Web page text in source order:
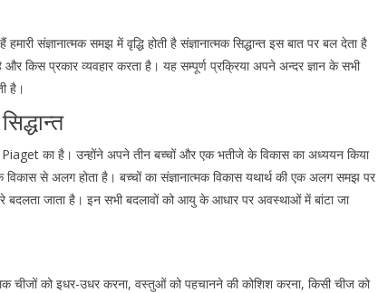
संज्ञानात्मक समझ में वृद्धि होती है संज्ञानात्मक सिद्धान्त इस बात पर बल देता है
किस प्रकार व्यवहार करता है। यह सम्पूर्ण प्रक्रिया अपने अन्दर ज्ञान के सभी
है।
Piaget का है। उन्होंने अपने तीन बच्चों और एक भतीजे के विकास का अध्ययन किया
विकास से अलग होता है। बच्चों का संज्ञानात्मक विकास यथार्थ की एक अलग समझ पर
बदलता जाता है। इन सभी बदलावों को आयु के आधार पर अवस्थाओं में बांटा जा
चीजों को इधर-उधर करना, वस्तुओं को पहचानने की कोशिश करना, किसी चीज को